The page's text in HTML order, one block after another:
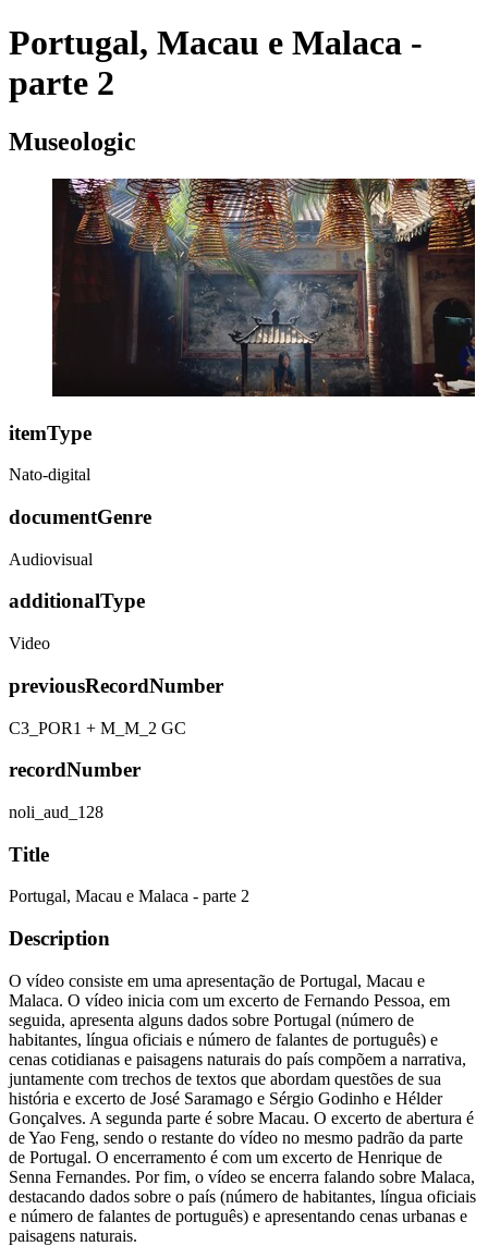
Portugal, Macau e Malaca -
parte 2
Museologic
itemType
Nato-digital
documentGenre
Audiovisual
additionalType
Video
previousRecordNumber
C3_POR1 + M_M_2 GC
recordNumber
noli_aud_128
Title
Portugal, Macau e Malaca - parte 2
Description
O vídeo consiste em uma apresentação de Portugal, Macau e
Malaca. O vídeo inicia com um excerto de Fernando Pessoa, em
seguida, apresenta alguns dados sobre Portugal (número de
habitantes, língua oficiais e número de falantes de português) e
cenas cotidianas e paisagens naturais do país compõem a narrativa,
juntamente com trechos de textos que abordam questões de sua
história e excerto de José Saramago e Sérgio Godinho e Hélder
Gonçalves. A segunda parte é sobre Macau. O excerto de abertura é
de Yao Feng, sendo o restante do vídeo no mesmo padrão da parte
de Portugal. O encerramento é com um excerto de Henrique de
Senna Fernandes. Por fim, o vídeo se encerra falando sobre Malaca,
destacando dados sobre o país (número de habitantes, língua oficiais
e número de falantes de português) e apresentando cenas urbanas e
paisagens naturais.